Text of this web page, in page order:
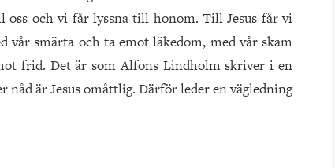
och vi får lyssna till honom. Till Jesus får vi
vår smärta och ta emot läkedom, med vår skam
frid. Det är som Alfons Lindholm skriver i en
är Jesus omåttlig. Därför leder en vägledning